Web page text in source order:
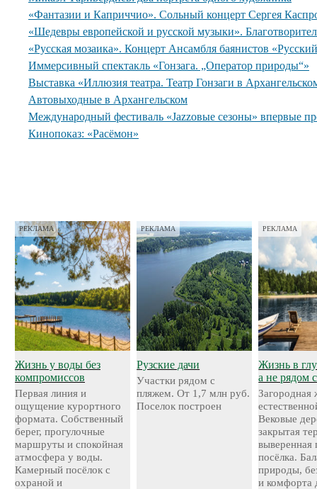
«Фантазии и Каприччио». Сольный концерт Сергея
«Шедевры европейской и русской музыки».
«Русская мозаика». Концерт Ансамбля баянистов
Иммерсивный спектакль «Гонзага. „Оператор природы“»
Выставка «Иллюзия театра. Театр Гонзаги в
Автовыходные в Архангельском
Международный фестиваль «Jazzовые сезоны» впервые
Кинопоказ: «Расёмон»
РЕКЛАМА
Жизнь у воды без
компромиссов
Первая линия и
ощущение курортного
формата. Собственный
берег, прогулочные
маршруты и спокойная
атмосфера у воды.
Камерный посёлок с
охраной и
РЕКЛАМА
Рузские дачи
Участки рядом с
пляжем. От 1,7 млн руб.
Поселок построен
РЕКЛАМА
Жизнь в
а не рядом
Загородная
Вековые
закрытая
выверенная
посёлка.
природы,
и комфорта